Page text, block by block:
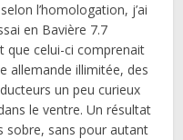
l’homologation, j’ai
en Bavière 7.7
que celui-ci comprenait
allemande illimitée, des
un peu curieux
le ventre. Un résultat
sobre, sans pour autant